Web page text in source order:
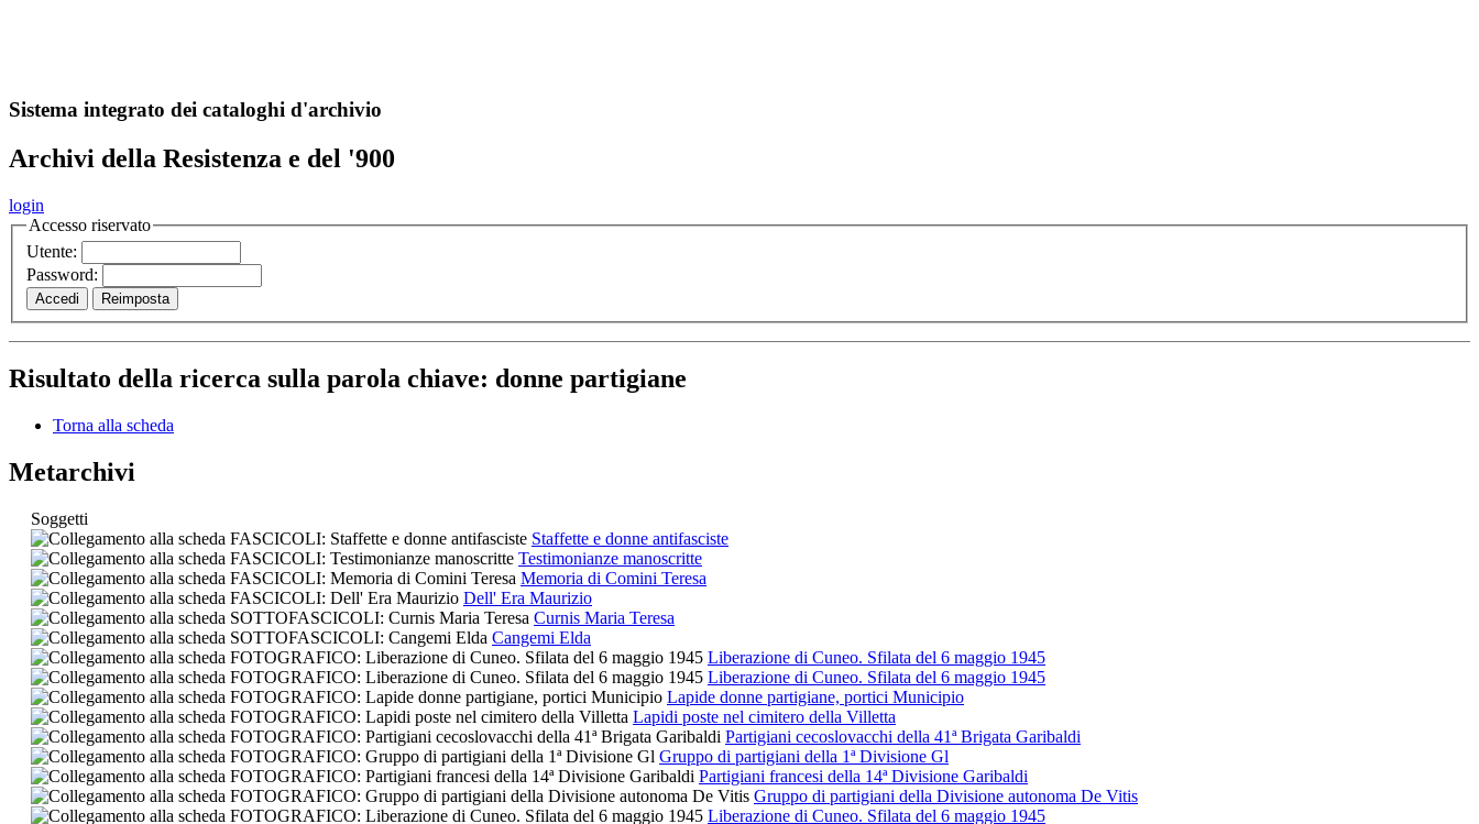
Sistema integrato dei cataloghi d'archivio
Archivi della Resistenza e del '900
login
Accesso riservato
Utente:
Password:
Risultato della ricerca sulla parola chiave: donne partigiane
Torna alla scheda
Metarchivi
Soggetti
Staffette e donne antifasciste
Testimonianze manoscritte
Memoria di Comini Teresa
Dell' Era Maurizio
Curnis Maria Teresa
Cangemi Elda
Liberazione di Cuneo. Sfilata del 6 maggio 1945
Liberazione di Cuneo. Sfilata del 6 maggio 1945
Lapide donne partigiane, portici Municipio
Lapidi poste nel cimitero della Villetta
Partigiani cecoslovacchi della 41ª Brigata Garibaldi
Gruppo di partigiani della 1ª Divisione Gl
Partigiani francesi della 14ª Divisione Garibaldi
Gruppo di partigiani della Divisione autonoma De Vitis
Liberazione di Cuneo. Sfilata del 6 maggio 1945